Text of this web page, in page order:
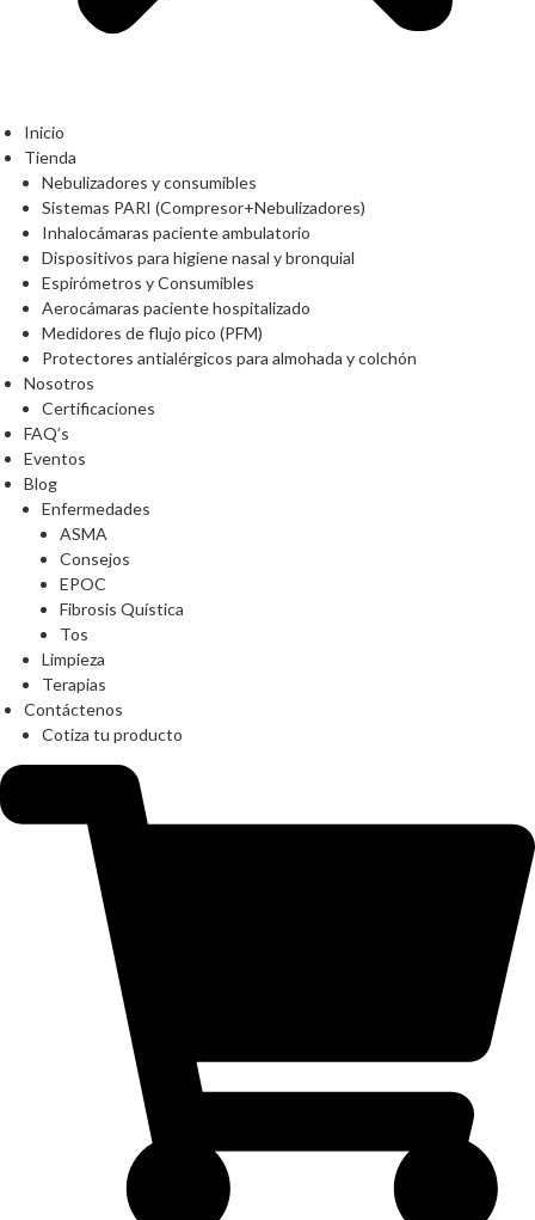
Inicio
Tienda
Nebulizadores y consumibles
Sistemas PARI (Compresor+Nebulizadores)
Inhalocámaras paciente ambulatorio
Dispositivos para higiene nasal y bronquial
Espirómetros y Consumibles
Aerocámaras paciente hospitalizado
Medidores de flujo pico (PFM)
Protectores antialérgicos para almohada y colchón
Nosotros
Certificaciones
FAQ’s
Eventos
Blog
Enfermedades
ASMA
Consejos
EPOC
Fibrosis Quística
Tos
Limpieza
Terapias
Contáctenos
Cotiza tu producto